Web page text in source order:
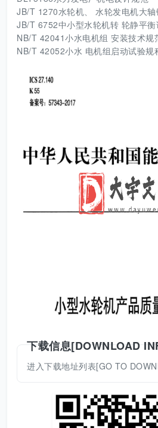
JB/T 1270水轮机、 水轮发电机大
JB/T 6752中小型水轮机转 轮静平衡
NB/T 42041小水电机组 安装技术规
NB/T 42052小水 电机组启动试验规
下载信息[DOWNLOAD
进入下载地址列表[GO TO